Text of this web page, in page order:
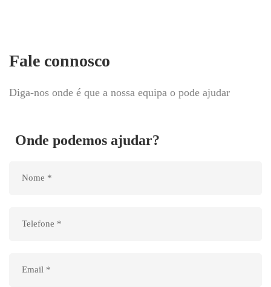
Fale connosco
Diga-nos onde é que a nossa equipa o pode ajudar
Onde podemos ajudar?